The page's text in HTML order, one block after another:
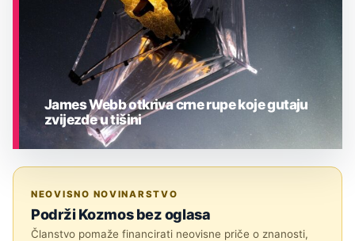
James Webb otkriva crne rupe koje gutaju
zvijezde u tišini
NEOVISNO NOVINARSTVO
Podrži Kozmos bez oglasa
Članstvo pomaže financirati neovisne priče o znanosti,